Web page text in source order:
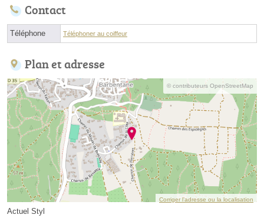
Contact
Téléphone Téléphoner au coiffeur
Plan et adresse
© contributeurs OpenStreetMap
Corriger l’adresse ou la localisation
Actuel Styl